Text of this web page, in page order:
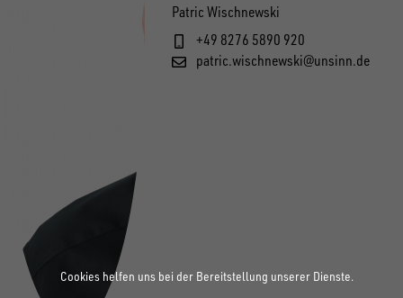
Patric Wischnewski
+49 8276 5890 920
patric.wischnewski@unsinn.de
Cookies helfen uns bei der Bereitstellung unserer Dienste.